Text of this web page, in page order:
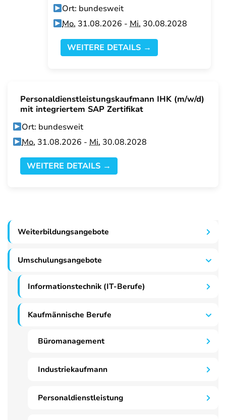
Ort: bundesweit
Mo. 31.08.2026 -Mi. 30.08.2028
WEITERE DETAILS →
Personaldienstleistungskaufmann IHK (m/w/d)
mit integriertem SAP Zertifikat
Ort: bundesweit
Mo. 31.08.2026 -Mi. 30.08.2028
WEITERE DETAILS →
Weiterbildungsangebote
Umschulungsangebote
Informationstechnik (IT-Berufe)
Kaufmännische Berufe
Büromanagement
Industriekaufmann
Personaldienstleistung